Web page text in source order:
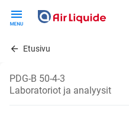
contentEtusivu
PDG-B 50-4-3
Laboratoriot ja analyysit